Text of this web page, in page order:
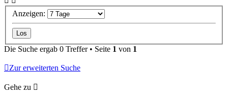
Anzeigen:
Die Suche ergab 0 Treffer • Seite 1 von 1
Zur erweiterten Suche
Gehe zu